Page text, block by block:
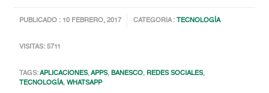
PUBLICADO : 10 FEBRERO, 2017 CATEGORIA : TECNOLOGÍA
VISITAS: 5711
TAGS:APLICACIONES,APPS,BANESCO, REDES SOCIALES,
TECNOLOGÍA,WHATSAPP